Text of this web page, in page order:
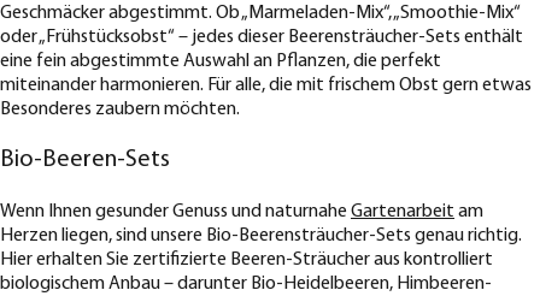
Geschmäcker abgestimmt. Ob „Marmeladen-Mix“, „Smoothie-Mix“
oder „Frühstücksobst“ – jedes dieser Beerensträucher-Sets enthält
eine fein abgestimmte Auswahl an Pflanzen, die perfekt
miteinander harmonieren. Für alle, die mit frischem Obst gern etwas
Besonderes zaubern möchten.
Bio-Beeren-Sets
Wenn Ihnen gesunder Genuss und naturnahe Gartenarbeit am
Herzen liegen, sind unsere Bio-Beerensträucher-Sets genau richtig.
Hier erhalten Sie zertifizierte Beeren-Sträucher aus kontrolliert
biologischem Anbau – darunter Bio-Heidelbeeren, Himbeeren-